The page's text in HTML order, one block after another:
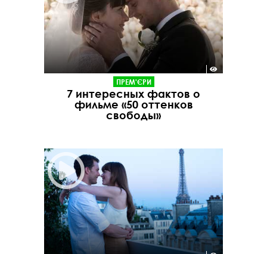
ПРЕМ'ЄРИ
7 интересных фактов о
фильме «50 оттенков
свободы»